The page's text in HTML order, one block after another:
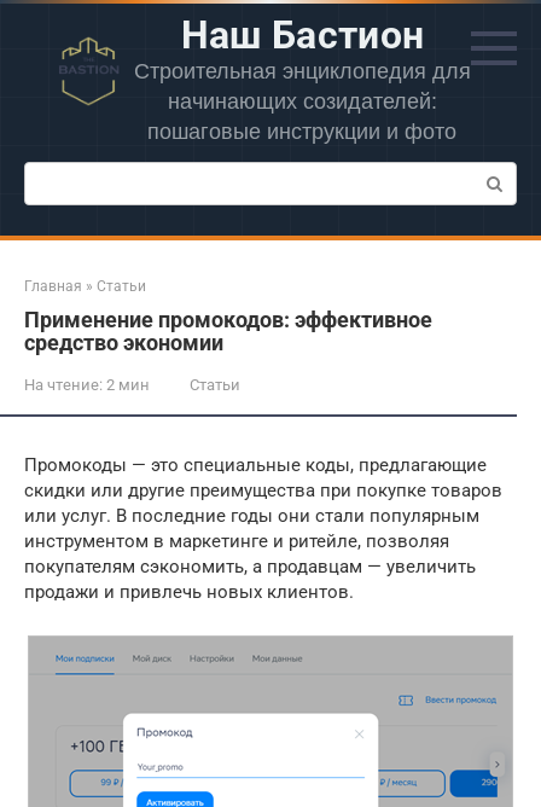
Перейти
контенту
Наш Бастион
Строительная энциклопедия для
начинающих созидателей:
пошаговые инструкции и фото
Поиск:
Главная » Статьи
Применение промокодов: эффективное
средство экономии
На чтение: 2 мин Статьи
Промокоды — это специальные коды, предлагающие
скидки или другие преимущества при покупке товаров
или услуг. В последние годы они стали популярным
инструментом в маркетинге и ритейле, позволяя
покупателям сэкономить, а продавцам — увеличить
продажи и привлечь новых клиентов.